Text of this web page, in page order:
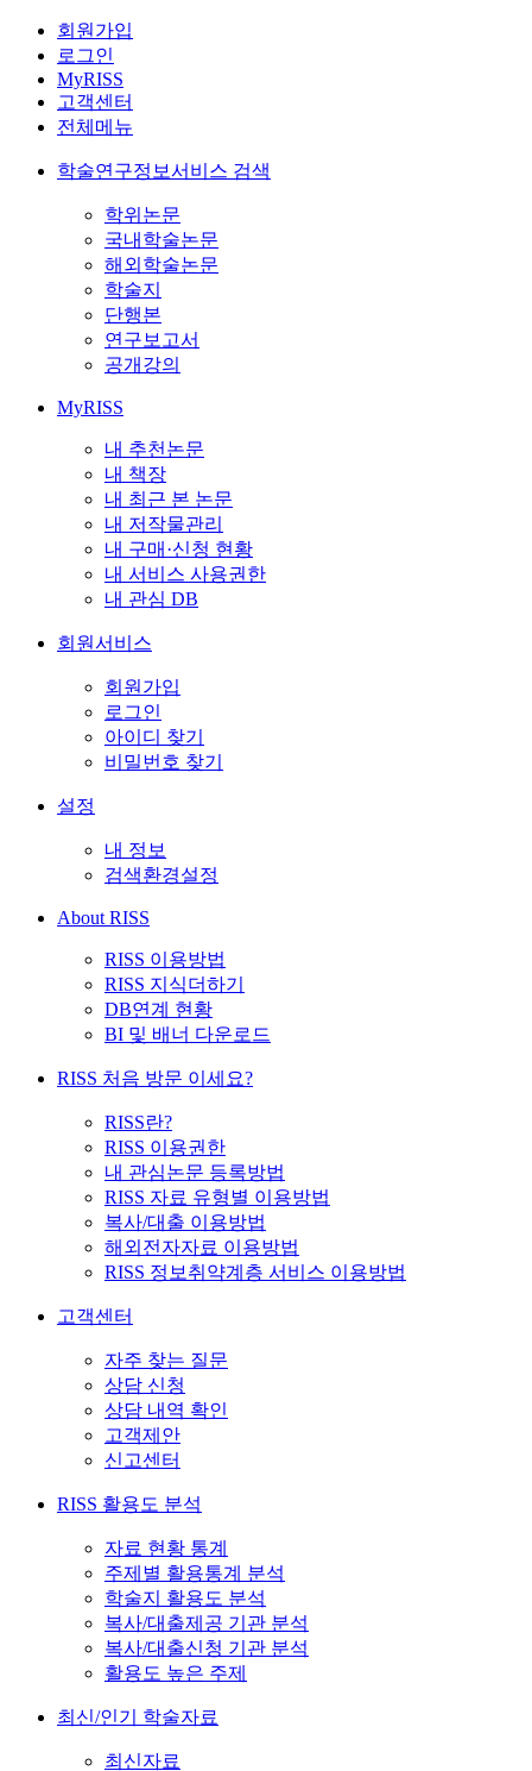
회원가입
로그인
MyRISS
고객센터
전체메뉴
학술연구정보서비스 검색
학위논문
국내학술논문
해외학술논문
학술지
단행본
연구보고서
공개강의
MyRISS
내 추천논문
내 책장
내 최근 본 논문
내 저작물관리
내 구매·신청 현황
내 서비스 사용권한
내 관심 DB
회원서비스
회원가입
로그인
아이디 찾기
비밀번호 찾기
설정
내 정보
검색환경설정
About RISS
RISS 이용방법
RISS 지식더하기
DB연계 현황
BI 및 배너 다운로드
RISS 처음 방문 이세요?
RISS란?
RISS 이용권한
내 관심논문 등록방법
RISS 자료 유형별 이용방법
복사/대출 이용방법
해외전자자료 이용방법
RISS 정보취약계층 서비스 이용방법
고객센터
자주 찾는 질문
상담 신청
상담 내역 확인
고객제안
신고센터
RISS 활용도 분석
자료 현황 통계
주제별 활용통계 분석
학술지 활용도 분석
복사/대출제공 기관 분석
복사/대출신청 기관 분석
활용도 높은 주제
최신/인기 학술자료
최신자료